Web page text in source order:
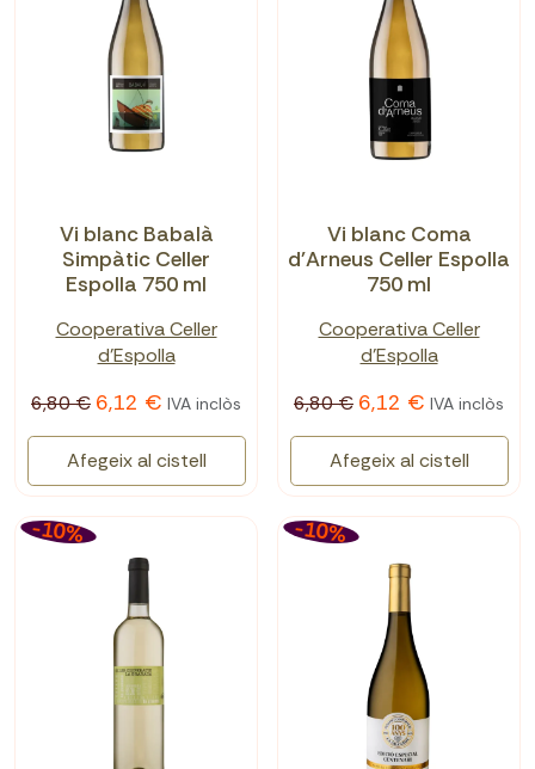
Vi blanc Babalà
Simpàtic Celler
Espolla 750 ml
Cooperativa Celler
d'Espolla
6,80 € 6,12 € IVA inclòs
Afegeix al cistell
Vi blanc Coma
d'Arneus Celler Espolla
750 ml
Cooperativa Celler
d'Espolla
6,80 € 6,12 € IVA inclòs
Afegeix al cistell
-10% -10%